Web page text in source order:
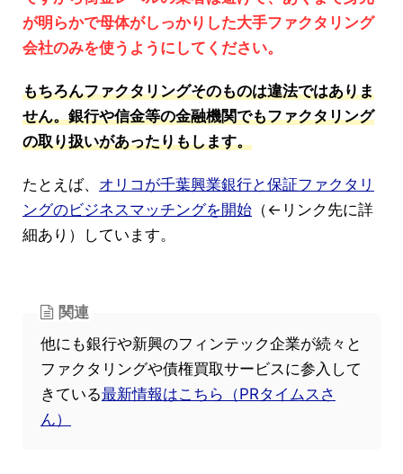
が明らかで母体がしっかりした大手ファクタリング
会社のみを使うようにしてください。
もちろんファクタリングそのものは違法ではありま
せん。銀行や信金等の金融機関でもファクタリング
の取り扱いがあったりもします。
たとえば、 オリコが千葉興業銀行と保証ファクタリ
ングのビジネスマッチングを開始 （←リンク先に詳
細あり）しています。
関連
他にも銀行や新興のフィンテック企業が続々と
ファクタリングや債権買取サービスに参入して
きている最新情報はこちら（PRタイムスさ
ん）